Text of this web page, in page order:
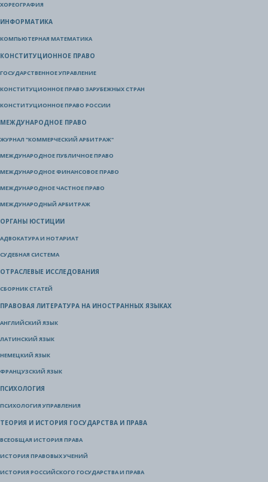
ХОРЕОГРАФИЯ
ИНФОРМАТИКА
КОМПЬЮТЕРНАЯ МАТЕМАТИКА
КОНСТИТУЦИОННОЕ ПРАВО
ГОСУДАРСТВЕННОЕ УПРАВЛЕНИЕ
КОНСТИТУЦИОННОЕ ПРАВО ЗАРУБЕЖНЫХ СТРАН
КОНСТИТУЦИОННОЕ ПРАВО РОССИИ
МЕЖДУНАРОДНОЕ ПРАВО
ЖУРНАЛ "КОММЕРЧЕСКИЙ АРБИТРАЖ"
МЕЖДУНАРОДНОЕ ПУБЛИЧНОЕ ПРАВО
МЕЖДУНАРОДНОЕ ФИНАНСОВОЕ ПРАВО
МЕЖДУНАРОДНОЕ ЧАСТНОЕ ПРАВО
МЕЖДУНАРОДНЫЙ АРБИТРАЖ
ОРГАНЫ ЮСТИЦИИ
АДВОКАТУРА И НОТАРИАТ
СУДЕБНАЯ СИСТЕМА
ОТРАСЛЕВЫЕ ИССЛЕДОВАНИЯ
СБОРНИК СТАТЕЙ
ПРАВОВАЯ ЛИТЕРАТУРА НА ИНОСТРАННЫХ ЯЗЫКАХ
АНГЛИЙСКИЙ ЯЗЫК
ЛАТИНСКИЙ ЯЗЫК
НЕМЕЦКИЙ ЯЗЫК
ФРАНЦУЗСКИЙ ЯЗЫК
ПСИХОЛОГИЯ
ПСИХОЛОГИЯ УПРАВЛЕНИЯ
ТЕОРИЯ И ИСТОРИЯ ГОСУДАРСТВА И ПРАВА
ВСЕОБЩАЯ ИСТОРИЯ ПРАВА
ИСТОРИЯ ПРАВОВЫХ УЧЕНИЙ
ИСТОРИЯ РОССИЙСКОГО ГОСУДАРСТВА И ПРАВА